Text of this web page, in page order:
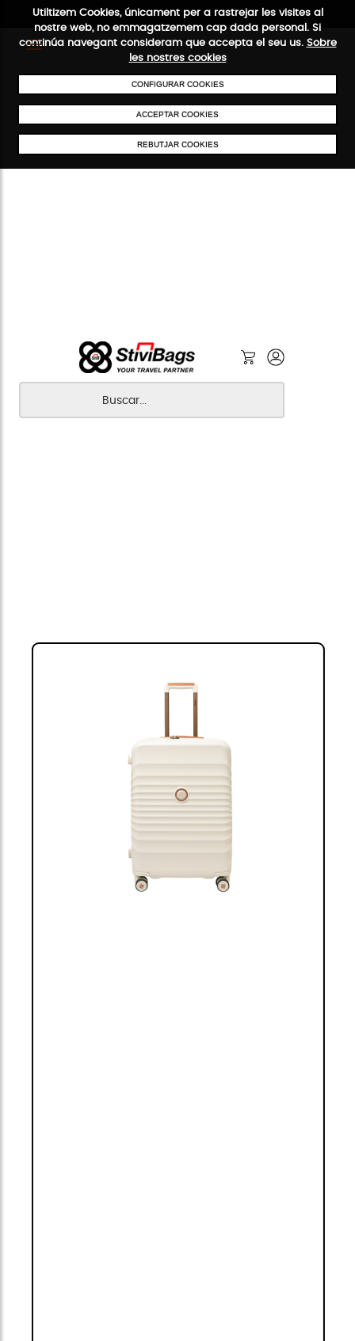
Utiltizem Cookies, únicament per a rastrejar les visites al
nostre web, no emmagatzemem cap dada personal. Si
continúa navegant consideram que accepta el seu us. Sobre
les nostres cookies
CONFIGURAR COOKIES
ACCEPTAR COOKIES
REBUTJAR COOKIES
ENVIAMENTS GRATUÏTS A PARTIR DE 50 €